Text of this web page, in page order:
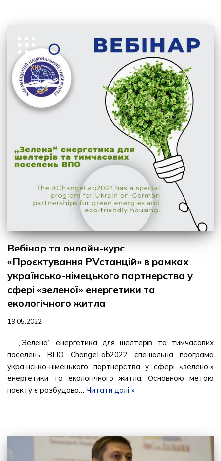
Вебінар та онлайн-курс
«Проєктування PVстанцій» в рамках
українсько-німецького партнерства у
сфері «зеленої» енергетики та
екологічного житла
19.05.2022
„Зелена“ енергетика для шелтерів та тимчасових
поселень ВПО ChangeLab2022 спеціальна програма
українсько-німецького партнерства у сфері «зеленої»
енергетики та екологічного житла. Основною метою
поєкту є розбудова… Читати далі »